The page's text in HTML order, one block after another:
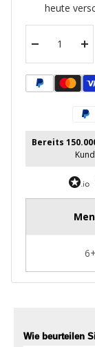
heute
Menge
verringern
Bereits
Wie beurteilen